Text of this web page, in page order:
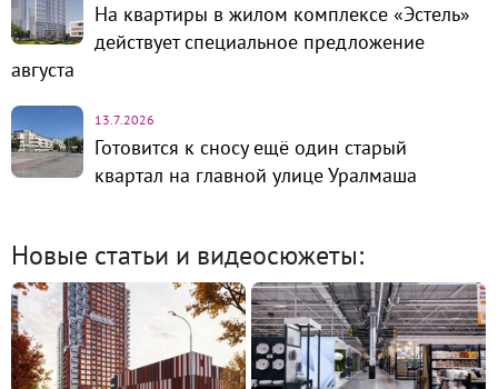
На квартиры в жилом комплексе «Эстель»
действует специальное предложение
августа
13.7.2026
Готовится к сносу ещё один старый
квартал на главной улице Уралмаша
Новые статьи и видеосюжеты: